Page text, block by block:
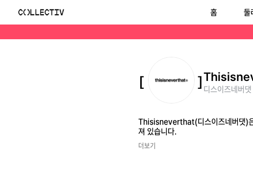
Thisisneverthat(디스이즈네버댓)은 홍콩 기반의 스트릿웨어 브랜드로, 미니멀한 미학과 고급 공예가 특징입니다. 나이키, 아디다스 등과의 협업으로 알려져 있습니다.
홈 둘
디스이즈네버
Thisisneverthat(디스이즈네버댓)은
져 있습니다.
더보기